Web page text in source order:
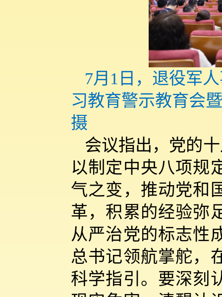
7月1日，退役军
习教育警示教育会
摄
会议指出，党的
以制定中央八项规
气之变，推动党和
革，积累的经验弥
从严治党的标志性
总书记领航掌舵，
科学指引。要深刻